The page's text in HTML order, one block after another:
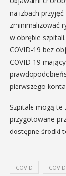
na izbach przyjęć
zminimalizować
w obrębie
COVID-19 bez
COVID-19
pierwszego
Szpitale mogą te
przygotowane
dostępne środki
COVID